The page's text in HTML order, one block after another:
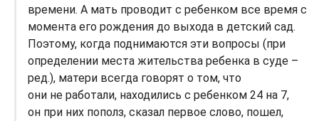
времени. А мать проводит с ребенком все время с
момента его рождения до выхода в детский сад.
Поэтому, когда поднимаются эти вопросы (при
определении места жительства ребенка в суде –
ред.), матери всегда говорят о том, что
они не работали, находились с ребенком 24 на 7,
он при них пополз, сказал первое слово, пошел,